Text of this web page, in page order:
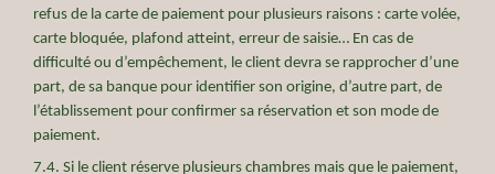
refus de la carte de paiement pour plusieurs raisons : carte volée,
carte bloquée, plafond atteint, erreur de saisie… En cas de
difficulté ou d’empêchement, le client devra se rapprocher d’une
part, de sa banque pour identifier son origine, d’autre part, de
l’établissement pour confirmer sa réservation et son mode de
paiement.
7.4. Si le client réserve plusieurs chambres mais que le paiement,